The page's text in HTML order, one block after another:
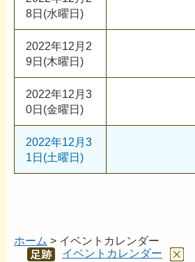
8日(水曜日)
2022年12月2
9日(木曜日)
2022年12月3
0日(金曜日)
2022年12月3
1日(土曜日)
ホーム > イベントカレンダー
あし
イベントカレンダー